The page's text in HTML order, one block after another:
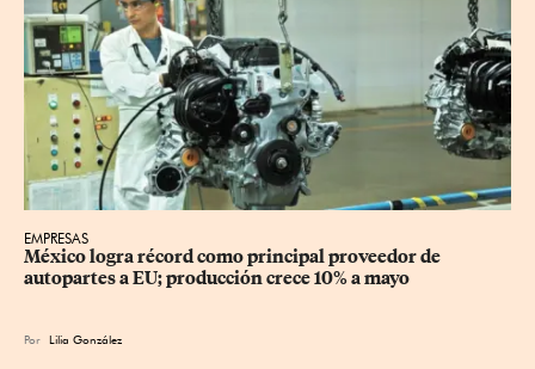
EMPRESAS
México logra récord como principal proveedor de
autopartes a EU; producción crece 10% a mayo
Por Lilia González